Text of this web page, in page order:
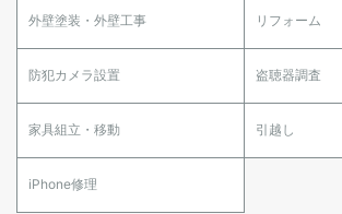
外壁塗装・外壁工事 リフォーム
防犯カメラ設置 盗聴器調査
家具組立・移動 引越し
iPhone修理